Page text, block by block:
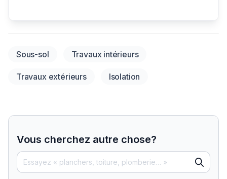
Sous-sol Travaux intérieurs
Travaux extérieurs Isolation
Vous cherchez autre chose?